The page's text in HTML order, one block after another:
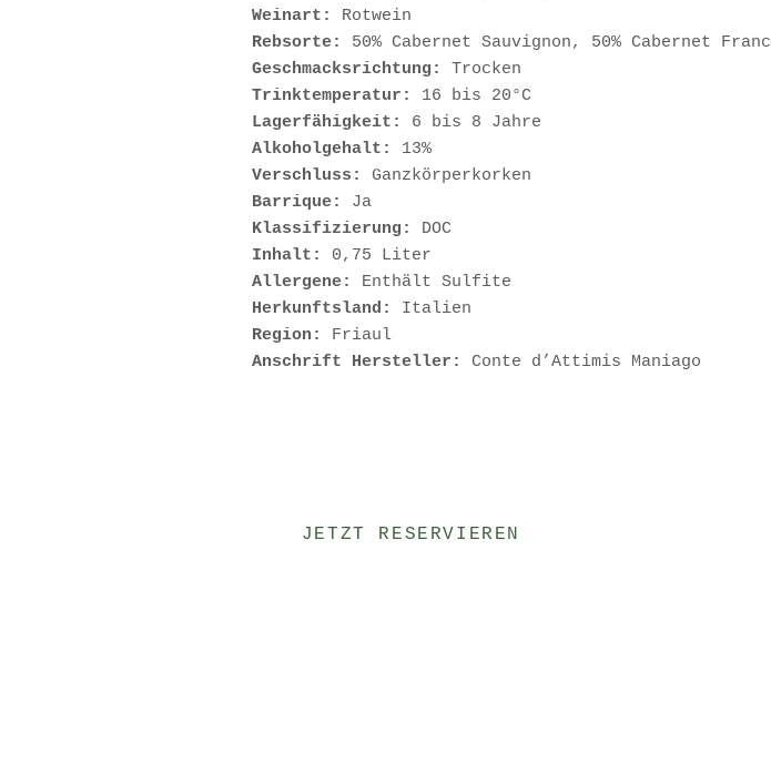
Weinart: Rotwein
Rebsorte:
50% Cabernet Sauvignon, 50% Cabernet Franc
Geschmacksrichtung:
Trocken
Trinktemperatur:
16 bis 20°C
Lagerfähigkeit:
6 bis 8 Jahre
Alkoholgehalt:
13%
Verschluss: Ganzkörperkorken
Barrique: Ja
Klassifizierung: DOC
Inhalt: 0,75 Liter
Allergene: Enthält Sulfite
Herkunftsland: Italien
Region:
Friaul
Anschrift Hersteller: Conte d’Attimis Maniago
JETZT RESERVIEREN